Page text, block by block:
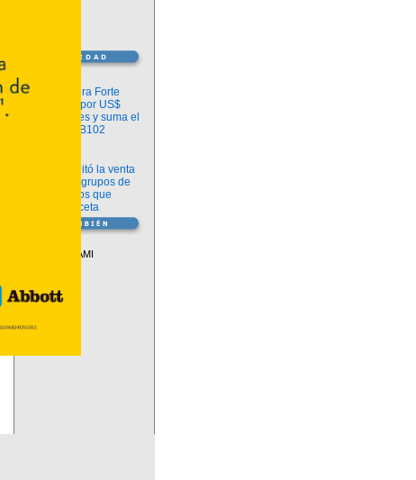
Información
argenx compra Forte
Biosciences por US$
2.200 millones y suma el
anticuerpo FB102
ANMAT habilitó la venta
libre de diez grupos de
medicamentos que
requerían receta
Descuentos PAMI